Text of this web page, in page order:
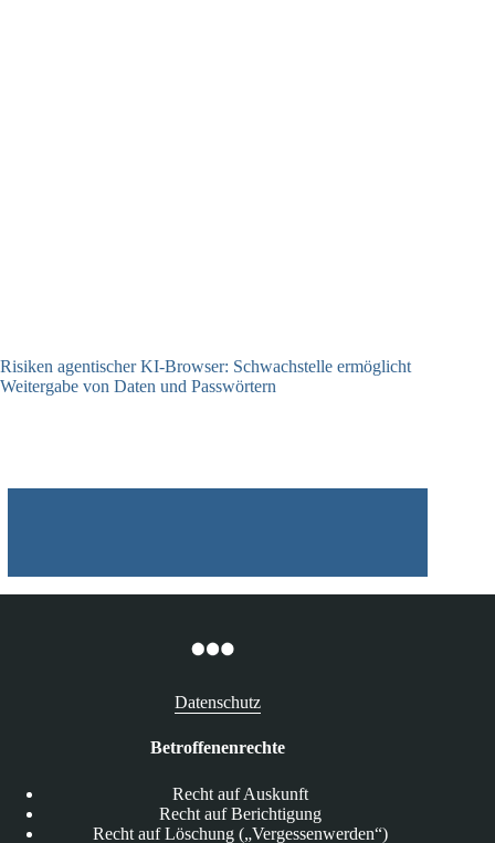
Risiken agentischer KI-Browser: Schwachstelle ermöglicht
Weitergabe von Daten und Passwörtern
Datenschutz
Betroffenenrechte
Recht auf Auskunft
Recht auf Berichtigung
Recht auf Löschung („Vergessenwerden“)